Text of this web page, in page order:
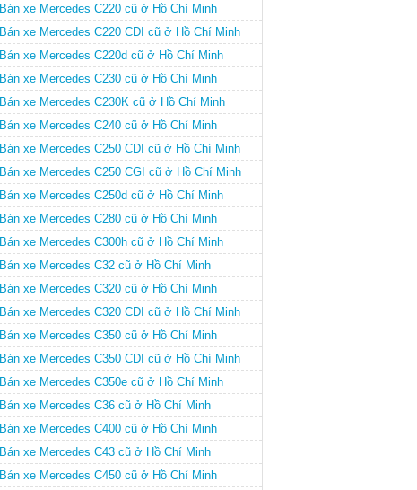
Bán xe Mercedes C220 cũ ở Hồ Chí Minh
Bán xe Mercedes C220 CDI cũ ở Hồ Chí Minh
Bán xe Mercedes C220d cũ ở Hồ Chí Minh
Bán xe Mercedes C230 cũ ở Hồ Chí Minh
Bán xe Mercedes C230K cũ ở Hồ Chí Minh
Bán xe Mercedes C240 cũ ở Hồ Chí Minh
Bán xe Mercedes C250 CDI cũ ở Hồ Chí Minh
Bán xe Mercedes C250 CGI cũ ở Hồ Chí Minh
Bán xe Mercedes C250d cũ ở Hồ Chí Minh
Bán xe Mercedes C280 cũ ở Hồ Chí Minh
Bán xe Mercedes C300h cũ ở Hồ Chí Minh
Bán xe Mercedes C32 cũ ở Hồ Chí Minh
Bán xe Mercedes C320 cũ ở Hồ Chí Minh
Bán xe Mercedes C320 CDI cũ ở Hồ Chí Minh
Bán xe Mercedes C350 cũ ở Hồ Chí Minh
Bán xe Mercedes C350 CDI cũ ở Hồ Chí Minh
Bán xe Mercedes C350e cũ ở Hồ Chí Minh
Bán xe Mercedes C36 cũ ở Hồ Chí Minh
Bán xe Mercedes C400 cũ ở Hồ Chí Minh
Bán xe Mercedes C43 cũ ở Hồ Chí Minh
Bán xe Mercedes C450 cũ ở Hồ Chí Minh